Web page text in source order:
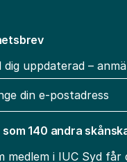
dig uppdaterad –
som 140 andra
medlem i IUC Syd